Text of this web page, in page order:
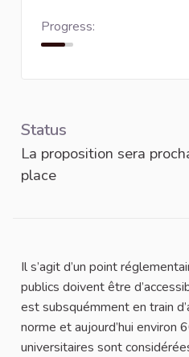
Progress:
Status
La proposition sera
place
Il s’agit d’un point
publics doivent être
est subsquémment en train
norme et aujourd’hui environ
universitaires sont